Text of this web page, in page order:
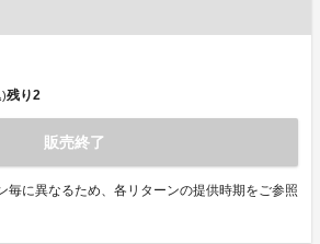
残り2
販売終了
毎に異なるため、各リターンの提供時期をご参照